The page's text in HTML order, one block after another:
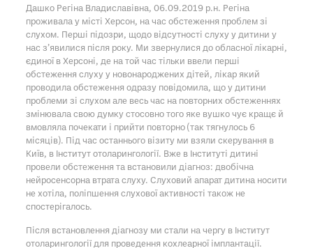
Дашко Регіна Владиславівна, 06.09.2019 р.н. Регіна
проживала у місті Херсон, на час обстеження проблем зі
слухом. Перші підозри, щодо відсутності слуху у дитини у
нас з’явилися після року. Ми звернулися до обласної лікарні,
єдиної в Херсоні, де на той час тільки ввели перші
обстеження слуху у новонароджених дітей, лікар який
проводила обстеження одразу повідомила, що у дитини
проблеми зі слухом але весь час на повторних обстеженнях
змінювала свою думку стосовно того яке вушко чує кращє й
вмовляла почекати і прийти повторно (так тягнулось 6
місяців). Під час останнього візиту ми взяли скерування в
Київ, в Інститут отоларингології. Вже в Інституті дитині
провели обстеження та встановили діагноз: двобічна
нейросенсорна втрата слуху. Слуховий апарат дитина носити
не хотіла, поліпшення слухової активності також не
спостерігалось.
Після встановлення діагнозу ми стали на чергу в Інститут
отоларингології для проведення кохлеарної імплантації.